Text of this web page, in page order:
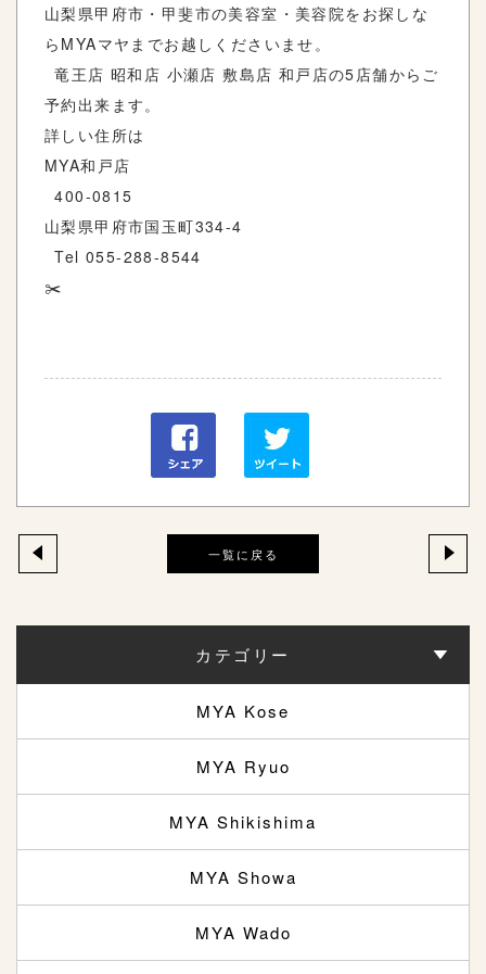
山梨県甲府市・甲斐市の美容室・美容院をお探しな
らMYAマヤまでお越しくださいませ。
竜王店 昭和店 小瀬店 敷島店 和戸店の5店舗からご
予約出来ます。
詳しい住所は
MYA和戸店
400-0815
山梨県甲府市国玉町334-4
Tel 055-288-8544
✂️
一覧に戻る
カテゴリー
MYA Kose
MYA Ryuo
MYA Shikishima
MYA Showa
MYA Wado